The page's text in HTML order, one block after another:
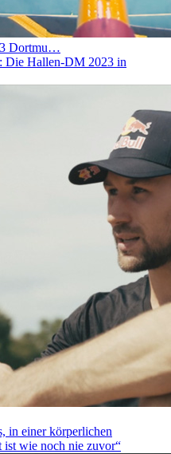
Dortmu…
Die Hallen-DM 2023 in
in einer körperlichen
ist wie noch nie zuvor“